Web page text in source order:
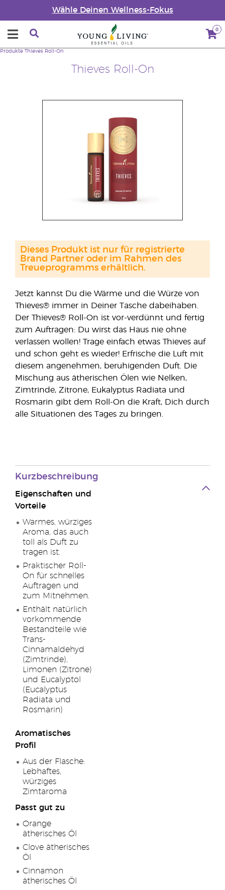
Wähle Deinen Wellness-Fokus
0
Thieves Roll-On
Produkte Thieves Roll-On
Jetzt kannst Du die Wärme und die Würze von
Thieves® immer in Deiner Tasche dabeihaben.
Der Thieves® Roll-On ist vor-verdünnt und fertig
zum Auftragen: Du wirst das Haus nie ohne
verlassen wollen! Trage einfach etwas Thieves auf
und schon geht es wieder! Erfrische die Luft mit
diesem angenehmen, beruhigenden Duft. Die
Mischung aus ätherischen Ölen wie Nelken,
Zimtrinde, Zitrone, Eukalyptus Radiata und
Rosmarin gibt dem Roll-On die Kraft, Dich durch
alle Situationen des Tages zu bringen.
Dieses Produkt ist nur für registrierte
Brand Partner oder im Rahmen des
Treueprogramms erhältlich.
Kurzbeschreibung
Eigenschaften und
Vorteile
Warmes, würziges
Aroma, das auch
toll als Duft zu
tragen ist.
Praktischer Roll-
On für schnelles
Auftragen und
zum Mitnehmen.
Enthält natürlich
vorkommende
Bestandteile wie
Trans-
Cinnamaldehyd
(Zimtrinde),
Limonen (Zitrone)
und Eucalyptol
(Eucalyptus
Radiata und
Rosmarin)
Aromatisches
Profil
Aus der Flasche:
Lebhaftes,
würziges
Zimtaroma
Passt gut zu
Orange
ätherisches Öl
Clove ätherisches
Öl
Cinnamon
ätherisches Öl